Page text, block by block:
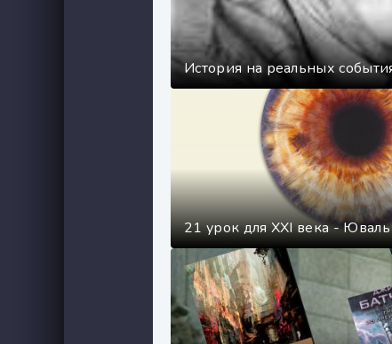
История на реальных
21 урок для XXI века -